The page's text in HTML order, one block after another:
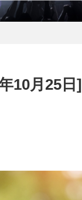
10月25日]